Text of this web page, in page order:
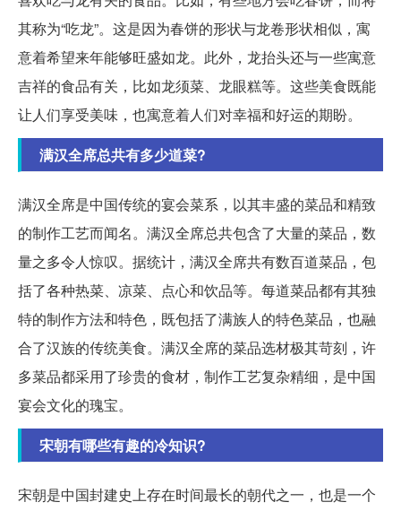
其称为“吃龙”。这是因为春饼的形状与龙卷形状相似，寓
意着希望来年能够旺盛如龙。此外，龙抬头还与一些寓意
吉祥的食品有关，比如龙须菜、龙眼糕等。这些美食既能
让人们享受美味，也寓意着人们对幸福和好运的期盼。
满汉全席总共有多少道菜?
满汉全席是中国传统的宴会菜系，以其丰盛的菜品和精致
的制作工艺而闻名。满汉全席总共包含了大量的菜品，数
量之多令人惊叹。据统计，满汉全席共有数百道菜品，包
括了各种热菜、凉菜、点心和饮品等。每道菜品都有其独
特的制作方法和特色，既包括了满族人的特色菜品，也融
合了汉族的传统美食。满汉全席的菜品选材极其苛刻，许
多菜品都采用了珍贵的食材，制作工艺复杂精细，是中国
宴会文化的瑰宝。
宋朝有哪些有趣的冷知识?
宋朝是中国封建史上存在时间最长的朝代之一，也是一个